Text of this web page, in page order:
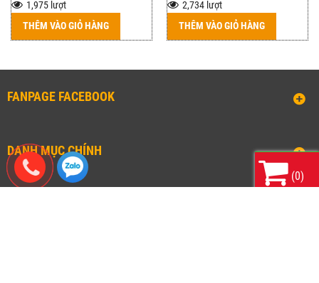
1,975 lượt
THÊM VÀO GIỎ HÀNG
2,734 lượt
THÊM VÀO GIỎ HÀNG
FANPAGE FACEBOOK
DANH MỤC CHÍNH
(0)